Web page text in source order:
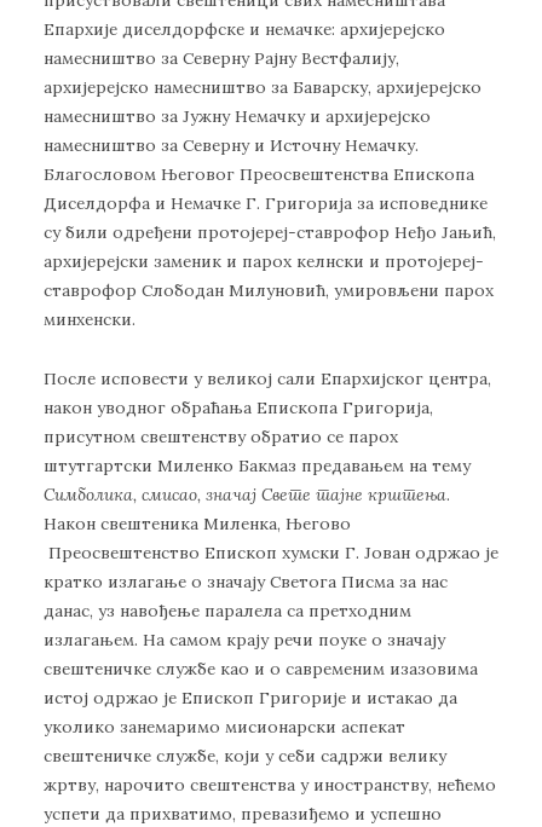
Епархије диселдорфске и немачке: архијерејско
намесништво за Северну Рајну Вестфалију,
архијерејско намесништво за Баварску, архијерејско
намесништво за Јужну Немачку и архијерејско
намесништво за Северну и Источну Немачку.
Благословом Његовог Преосвештенства Епископа
Диселдорфа и Немачке Г. Григорија за исповеднике
су били одређени протојереј-ставрофор Неђо Јањић,
архијерејски заменик и парох келнски и протојереј-
ставрофор Слободан Милуновић, умировљени парох
минхенски.
После исповести у великој сали Епархијског центра,
након уводног обраћања Епископа Григорија,
присутном свештенству обратио се парох
штутгартски Миленко Бакмаз предавањем на тему
Симболика, смисао, значај Свете тајне крштења.
Након свештеника Миленка, Његово
Преосвештенство Епископ хумски Г. Јован одржао је
кратко излагање о значају Светога Писма за нас
данас, уз навођење паралела са претходним
излагањем. На самом крају речи поуке о значају
свештеничке службе као и о савременим изазовима
истој одржао је Епископ Григорије и истакао да
уколико занемаримо мисионарски аспекат
свештеничке службе, који у себи садржи велику
жртву, нарочито свештенства у иностранству, нећемо
успети да прихватимо, превазиђемо и успешно